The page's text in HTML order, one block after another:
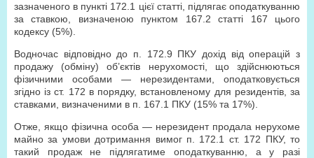
зазначеного в пункті 172.1 цієї статті, підлягає оподаткуванню
за ставкою, визначеною пунктом 167.2 статті 167 цього
кодексу (5%).
Водночас відповідно до п. 172.9 ПКУ дохід від операцій з
продажу (обміну) об’єктів нерухомості, що здійснюються
фізичними особами — нерезидентами, оподатковується
згідно із ст. 172 в порядку, встановленому для резидентів, за
ставками, визначеними в п. 167.1 ПКУ (15% та 17%).
Отже, якщо фізична особа — нерезидент продала нерухоме
майно за умови дотримання вимог п. 172.1 ст. 172 ПКУ, то
такий продаж не підлягатиме оподаткуванню, а у разі